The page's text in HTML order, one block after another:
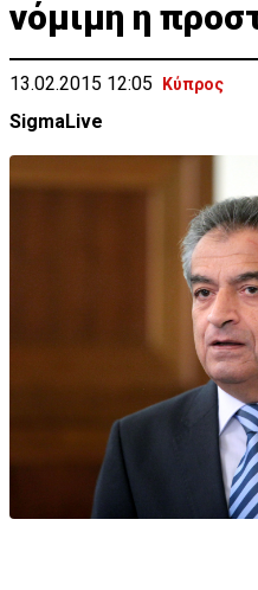
νόμιμη η
13.02.2015 12:05 Κύπρος
SigmaLive